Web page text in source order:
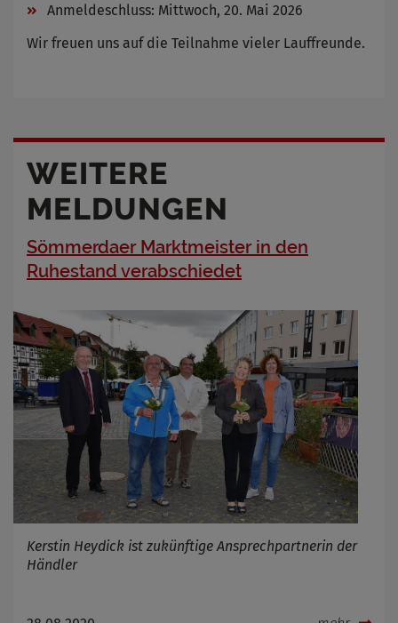
Anmeldeschluss: Mittwoch, 20. Mai 2026
Wir freuen uns auf die Teilnahme vieler Lauffreunde.
WEITERE
MELDUNGEN
Sömmerdaer Marktmeister in den
Ruhestand verabschiedet
Kerstin Heydick ist zukünftige Ansprechpartnerin der
Händler